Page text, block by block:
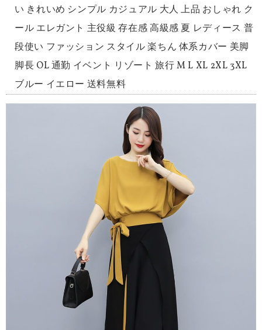
い きれいめ シンプル カジュアル 大人 上品 おしゃれ ク
ール エレガント 主役級 存在感 高級感 夏 レディース 普
段使い ファッション スタイル 楽ちん 体系カバー 美脚
脚長 OL 通勤 イベント リゾート 旅行 M L XL 2XL 3XL
ブルー イエロー 送料無料